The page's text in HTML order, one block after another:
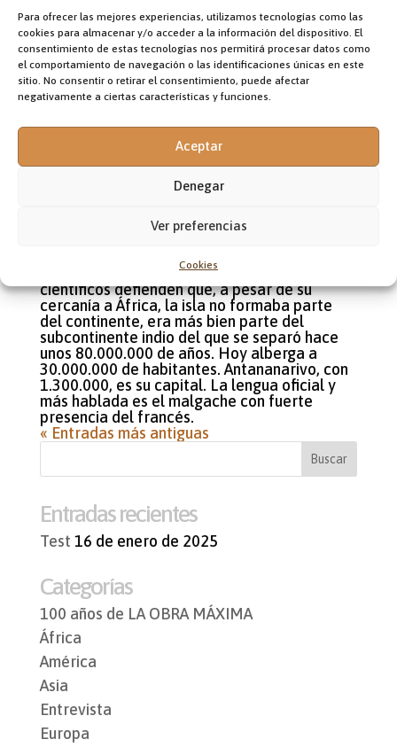
Para ofrecer las mejores experiencias, utilizamos tecnologías como las
cookies para almacenar y/o acceder a la información del dispositivo. El
consentimiento de estas tecnologías nos permitirá procesar datos como
el comportamiento de navegación o las identificaciones únicas en este
sitio. No consentir o retirar el consentimiento, puede afectar
negativamente a ciertas características y funciones.
Aceptar
Denegar
Ver preferencias
Cookies
1196 – 02
Madagascar 2026 –
Los jóvenes
hicieron caer su
gobierno
extensión, situada en el Océano Índico, a 416
kilómetros de la costa africana. Los
científicos defienden que, a pesar de su
cercanía a África, la isla no formaba parte
del continente, era más bien parte del
subcontinente indio del que se separó hace
unos 80.000.000 de años. Hoy alberga a
30.000.000 de habitantes. Antananarivo, con
1.300.000, es su capital. La lengua oficial y
más hablada es el malgache con fuerte
presencia del francés.
« Entradas más antiguas
Entradas recientes
Test 16 de enero de 2025
Categorías
100 años de LA OBRA MÁXIMA
África
América
Asia
Entrevista
Europa